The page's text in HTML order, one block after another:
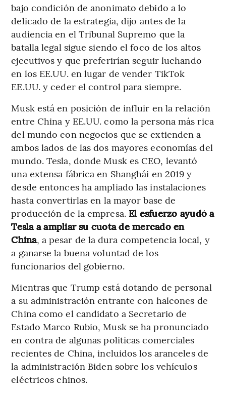
bajo condición de anonimato debido a lo
delicado de la estrategia, dijo antes de la
audiencia en el Tribunal Supremo que la
batalla legal sigue siendo el foco de los altos
ejecutivos y que preferirían seguir luchando
en los EE.UU. en lugar de vender TikTok
EE.UU. y ceder el control para siempre.
Musk está en posición de influir en la relación
entre China y EE.UU. como la persona más rica
del mundo con negocios que se extienden a
ambos lados de las dos mayores economías del
mundo. Tesla, donde Musk es CEO, levantó
una extensa fábrica en Shanghái en 2019 y
desde entonces ha ampliado las instalaciones
hasta convertirlas en la mayor base de
producción de la empresa. El esfuerzo ayudó a
Tesla a ampliar su cuota de mercado en
China, a pesar de la dura competencia local, y
a ganarse la buena voluntad de los
funcionarios del gobierno.
Mientras que Trump está dotando de personal
a su administración entrante con halcones de
China como el candidato a Secretario de
Estado Marco Rubio, Musk se ha pronunciado
en contra de algunas políticas comerciales
recientes de China, incluidos los aranceles de
la administración Biden sobre los vehículos
eléctricos chinos.